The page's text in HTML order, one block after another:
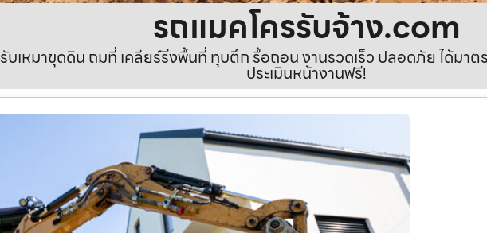
รถแมคโครรับจ้าง.com
รับเหมาขุดดิน ถมที่ เคลียร์ริ่งพื้นที่ ทุบตึก รื้อถอน งานรวดเร็ว ปลอดภัย ได้มาต
ประเมินหน้างานฟรี!